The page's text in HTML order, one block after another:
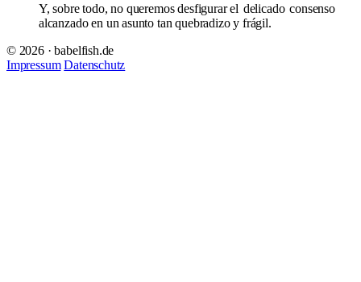
Y, sobre todo, no queremos desfigurar el delicado consenso
alcanzado en un asunto tan quebradizo y frágil.
© 2026 · babelfish.de
Impressum Datenschutz